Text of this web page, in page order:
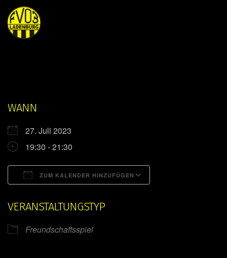
WANN
27. Juli 2023
19:30 - 21:30
ZUM KALENDER HINZUFÜGEN
VERANSTALTUNGSTYP
Freundschaftsspiel